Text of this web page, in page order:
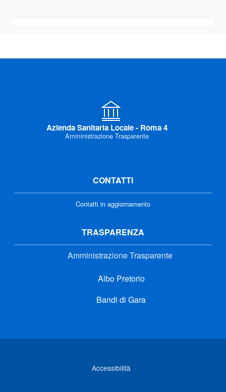
Azienda Sanitaria Locale - Roma 4
Amministrazione Trasparente
CONTATTI
Contatti in aggiornamento
TRASPARENZA
Amministrazione Trasparente
Albo Pretorio
Bandi di Gara
Accessibilità